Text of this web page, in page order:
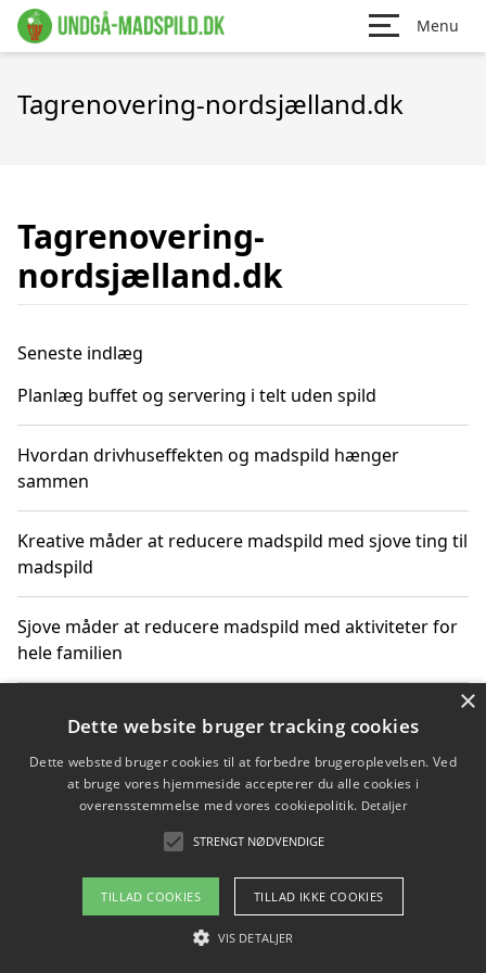
Menu
Tagrenovering-nordsjælland.dk
Tagrenovering-
nordsjælland.dk
Seneste indlæg
Planlæg buffet og servering i telt uden spild
Hvordan drivhuseffekten og madspild hænger
sammen
Kreative måder at reducere madspild med sjove ting til
madspild
Sjove måder at reducere madspild med aktiviteter for
hele familien
Copyright 2026 - Pilanto Aps
Om / kontakt
Blog Betingelser
×
Dette website bruger tracking cookies
Dette websted bruger cookies til at forbedre brugeroplevelsen. Ved
at bruge vores hjemmeside accepterer du alle cookies i
overensstemmelse med vores cookiepolitik. Detaljer
STRENGT NØDVENDIGE
TILLAD COOKIES TILLAD IKKE COOKIES
VIS DETALJER